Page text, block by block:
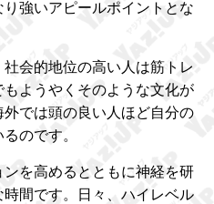
強いアピールポイントとな
会的地位の高い人は筋トレ
ようやくそのような文化が
では頭の良い人ほど自分の
のです。
を高めるとともに神経を研
間です。日々、ハイレベル